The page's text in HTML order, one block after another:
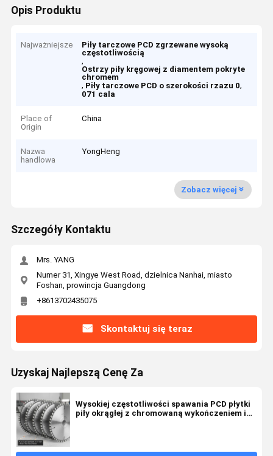
Opis Produktu
Najważniejsze
Piły tarczowe PCD zgrzewane wysoką
częstotliwością
,
Ostrzy piły kręgowej z diamentem pokryte
chromem
, Piły tarczowe PCD o szerokości rzazu 0,
071 cala
Place of
Origin
China
Nazwa
handlowa
YongHeng
Zobacz więcej
Szczegóły Kontaktu
Mrs. YANG
Numer 31, Xingye West Road, dzielnica Nanhai, miasto
Foshan, prowincja Guangdong
+8613702435075
Skontaktuj się teraz
Uzyskaj Najlepszą Cenę Za
Wysokiej częstotliwości spawania PCD płytki
piły okrągłej z chromowaną wykończeniem i